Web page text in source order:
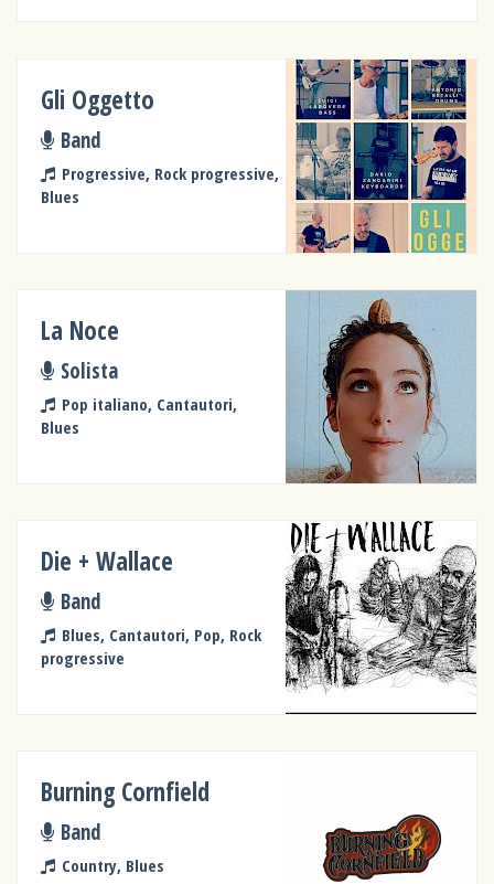
Gli Oggetto
Band
Progressive, Rock progressive,
Blues
La Noce
Solista
Pop italiano, Cantautori,
Blues
Die + Wallace
Band
Blues, Cantautori, Pop, Rock
progressive
Burning Cornfield
Band
Country, Blues